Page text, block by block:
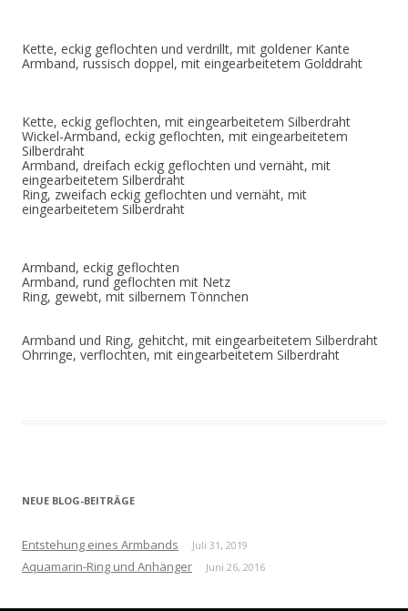
Kette, eckig geflochten und verdrillt, mit goldener Kante
Armband, russisch doppel, mit eingearbeitetem Golddraht
Kette, eckig geflochten, mit eingearbeitetem Silberdraht
Wickel-Armband, eckig geflochten, mit eingearbeitetem
Silberdraht
Armband, dreifach eckig geflochten und vernäht, mit
eingearbeitetem Silberdraht
Ring, zweifach eckig geflochten und vernäht, mit
eingearbeitetem Silberdraht
Armband, eckig geflochten
Armband, rund geflochten mit Netz
Ring, gewebt, mit silbernem Tönnchen
Armband und Ring, gehitcht, mit eingearbeitetem Silberdraht
Ohrringe, verflochten, mit eingearbeitetem Silberdraht
NEUE BLOG-BEITRÄGE
Entstehung eines Armbands Juli 31, 2019
Aquamarin-Ring und Anhänger Juni 26, 2016